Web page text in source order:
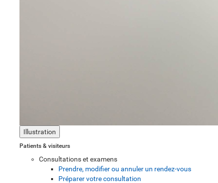
Illustration
Patients & visiteurs
Consultations et examens
Prendre, modifier ou annuler un rendez-vous
Préparer votre consultation